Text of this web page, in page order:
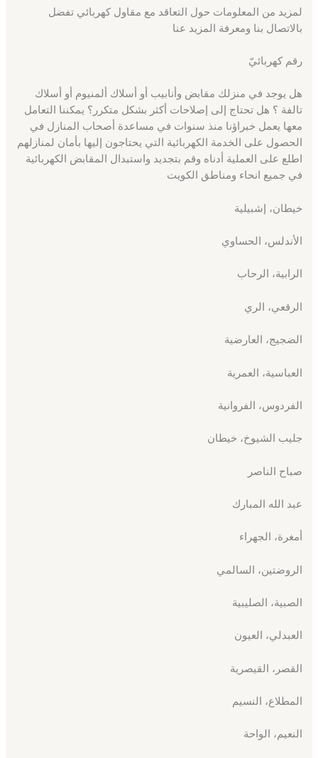
لمزيد من المعلومات حول التعاقد مع مقاول كهربائي تفضل
بالاتصال بنا ومعرفة المزيد عنا
رقم كهربائيّ
هل يوجد في منزلك مقابض وأنابيب أو أسلاك ألمنيوم أو أسلاك
تالفة ؟ هل تحتاج إلى إصلاحات أكثر بشكل متكرر؟ يمكننا التعامل
معها يعمل خبراؤنا منذ سنوات في مساعدة أصحاب المنازل في
الحصول على الخدمة الكهربائية التي يحتاجون إليها بأمان لمنازلهم
اطلع على العملية أدناه وقم بتجديد واستبدال المقابض الكهربائية
في جميع انحاء ومناطق الكويت
خيطان، إشبيلية
الأندلس، الحساوي
الرابية، الرحاب
الرقعي، الري
الضجيج، العارضية
العباسية، العمرية
الفردوس، الفروانية
جليب الشيوخ، خيطان
صباح الناصر
عبد الله المبارك
أمغرة، الجهراء
الروضتين، السالمي
الصبية، الصليبية
العبدلي، العيون
القصر، القيصرية
المطلاع، النسيم
النعيم، الواحة